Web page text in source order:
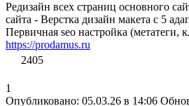
Редизайн всех страниц основного
сайта - Верстка дизайн макета с 5
Первичная seo настройка (метатеги,
https://prodamus.ru
2405
1
Опубликовано: 05.03.26 в 14:06